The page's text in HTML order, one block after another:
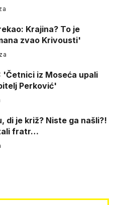
Krajina? To je
zvao Krivousti'
'Četnici iz Moseća upali
Perković'
di je križ? Niste ga našli?!
fratr…